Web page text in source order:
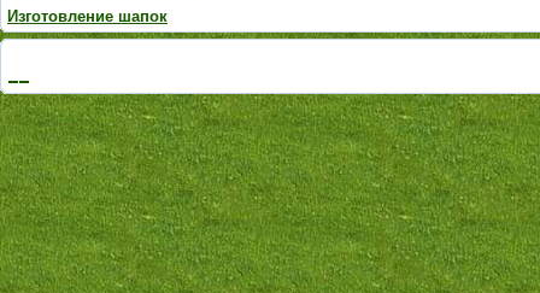
Изготовление шапок